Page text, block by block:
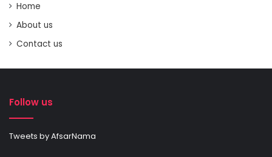
Home
About us
Contact us
Follow us
Tweets by AfsarNama